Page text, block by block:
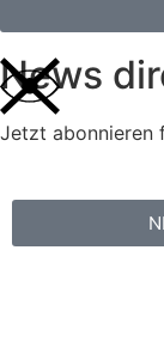
News
Jetzt abonnieren